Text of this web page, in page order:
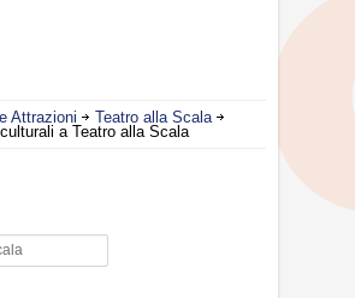
Attrazioni
Teatro alla Scala
a Teatro alla Scala